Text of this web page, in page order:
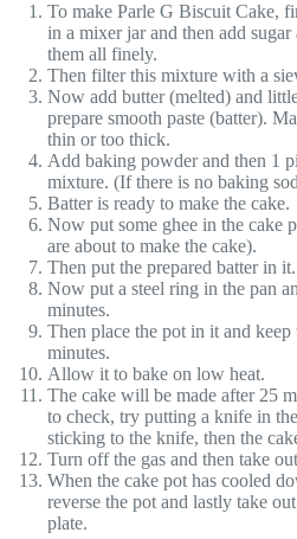
To make Parle G Biscuit Cake,
in a mixer jar and then add
them all finely.
Then filter this mixture with a
Now add butter (melted) and
prepare smooth paste (batter).
thin or too thick.
Add baking powder and then 1
mixture. (If there is no baking
Batter is ready to make the cake.
Now put some ghee in the cake
are about to make the cake).
Then put the prepared batter in it.
Now put a steel ring in the pan
minutes.
Then place the pot in it and
minutes.
Allow it to bake on low heat.
The cake will be made after 25
to check, try putting a knife in
sticking to the knife, then the
Turn off the gas and then take
When the cake pot has cooled
reverse the pot and lastly take
plate.